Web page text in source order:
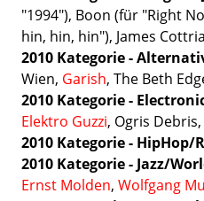
"1994"), Boon (für "Right
hin, hin, hin"), James
2010 Kategorie -
Wien, Garish, The Beth
2010 Kategorie -
Elektro Guzzi, Ogris
2010 Kategorie - HipHop/
2010 Kategorie - Jazz/
Ernst Molden, Wolfgang